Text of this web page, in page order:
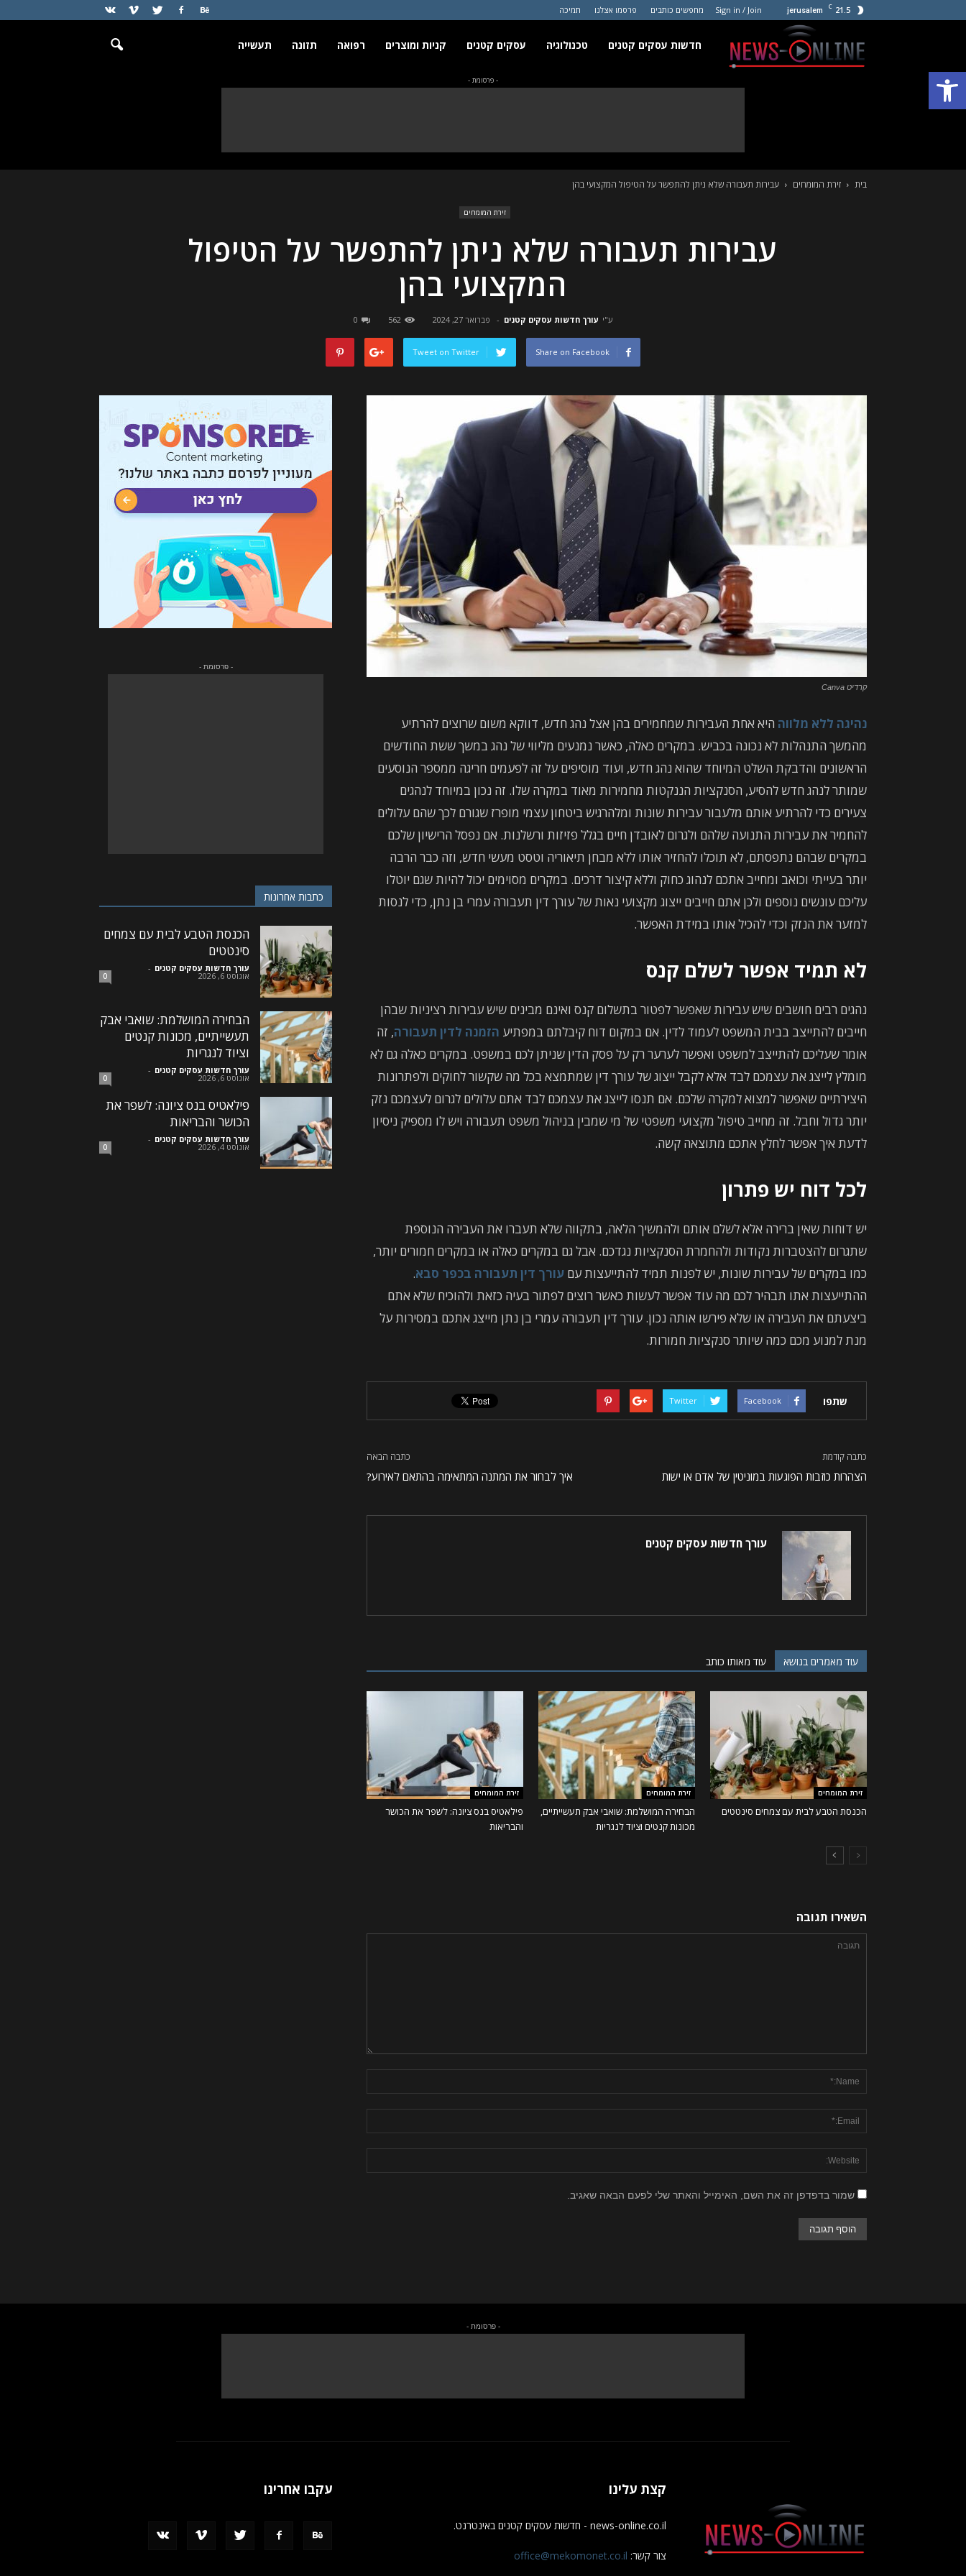
פתח סרגל נגישות
21.5
C
jerusalem
Sign in / Join מחפשים כותבים פרסמו אצלנו תמיכה
חדשות
חדשות עסקים קטנים טכנולוגיה עסקים קטנים קניות ומוצרים רפואה תזונה תעשייה
- פרסומת -
בית זירת המומחים עבירות תעבורה שלא ניתן להתפשר על הטיפול המקצועי בהן
זירת המומחים
עבירות תעבורה שלא ניתן להתפשר על הטיפול
המקצועי בהן
ע"י עורך חדשות עסקים קטנים - פברואר 27, 2024 562
0
Share on Facebook
Tweet on Twitter
קרדיט Canva
נהיגה ללא מלווה היא אחת העבירות שמחמירים בהן אצל נהג חדש, דווקא משום שרוצים להרתיע
מהמשך התנהלות לא נכונה בכביש. במקרים כאלה, כאשר נמנעים מליווי של נהג במשך ששת החודשים
הראשונים והדבקת השלט המיוחד שהוא נהג חדש, ועוד מוסיפים על זה לפעמים חריגה ממספר הנוסעים
שמותר לנהג חדש להסיע, הסנקציות הננקטות מחמירות מאוד במקרה שלו. זה נכון במיוחד לנהגים
צעירים כדי להרתיע אותם מלעבור עבירות שונות ומלהרגיש ביטחון עצמי מופרז שגורם לכך שהם עלולים
להחמיר את עבירות התנועה שלהם ולגרום לאובדן חיים בגלל פזיזות ורשלנות. אם נפסל הרישיון שלכם
במקרים שבהם נתפסתם, לא תוכלו להחזיר אותו ללא מבחן תיאוריה וטסט מעשי חדש, וזה כבר הרבה
יותר בעייתי וכואב ומחייב אתכם לנהוג כחוק וללא קיצור דרכים. במקרים מסוימים יכול להיות שגם יוטלו
עליכם עונשים נוספים ולכן אתם חייבים ייצוג מקצועי נאות של עורך דין תעבורה עמרי בן נתן, כדי לנסות
למזער את הנזק וכדי להכיל אותו במידת האפשר.
לא תמיד אפשר לשלם קנס
נהגים רבים חושבים שיש עבירות שאפשר לפטור בתשלום קנס ואינם מבינים שיש עבירות רציניות שבהן
חייבים להתייצב בבית המשפט לעמוד לדין. אם במקום דוח קיבלתם במפתיע הזמנה לדין תעבורה, זה
אומר שעליכם להתייצב למשפט ואפשר לערער רק על פסק הדין שניתן לכם במשפט. במקרים כאלה גם לא
מומלץ לייצג את עצמכם לבד אלא לקבל ייצוג של עורך דין שמתמצא בכל מה שקשור לחוקים ולפתרונות
היצירתיים שאפשר למצוא למקרה שלכם. אם תנסו לייצג את עצמכם לבד אתם עלולים לגרום לעצמכם נזק
יותר גדול וחבל. זה מחייב טיפול מקצועי משפטי של מי שמבין בניהול משפט תעבורה ויש לו מספיק ניסיון
לדעת איך אפשר לחלץ אתכם מתוצאה קשה.
לכל דוח יש פתרון
יש דוחות שאין ברירה אלא לשלם אותם ולהמשיך הלאה, בתקווה שלא תעברו את העבירה הנוספת
שתגרום להצטברות נקודות ולהחמרת הסנקציות נגדכם. אבל גם במקרים כאלה או במקרים חמורים יותר,
כמו במקרים של עבירות שונות, יש לפנות תמיד להתייעצות עם עורך דין תעבורה בכפר סבא.
ההתייעצות אתו תבהיר לכם מה עוד אפשר לעשות כאשר רוצים לפתור בעיה כזאת ולהוכיח שלא אתם
ביצעתם את העבירה או שלא פירשו אותה נכון. עורך דין תעבורה עמרי בן נתן מייצג אתכם במסירות על
מנת למנוע מכם כמה שיותר סנקציות חמורות.
שתפו Facebook
Twitter
כתבה קודמת
הצהרות כוזבות הפוגעות במוניטין של אדם או ישות
כתבה הבאה
איך לבחור את המתנה המתאימה בהתאם לאירוע?
עורך חדשות עסקים קטנים
עוד מאמרים בנושא עוד מאותו כותב
זירת המומחים
הכנסת הטבע לבית עם צמחים סינטטים
זירת המומחים
הבחירה המושלמת: שואבי אבק תעשייתיים,
מכונות קנטים וציוד לנגריות
זירת המומחים
פילאטיס בנס ציונה: לשפר את הכושר
והבריאות
השאירו תגובה
שמור בדפדפן זה את השם, האימייל והאתר שלי לפעם הבאה שאגיב.
- פרסומת -
כתבות אחרונות
הכנסת הטבע לבית עם צמחים
סינטטים
עורך חדשות עסקים קטנים -
אוגוסט 6, 2026 0
הבחירה המושלמת: שואבי אבק
תעשייתיים, מכונות קנטים
וציוד לנגריות
עורך חדשות עסקים קטנים -
אוגוסט 6, 2026 0
פילאטיס בנס ציונה: לשפר את
הכושר והבריאות
עורך חדשות עסקים קטנים -
אוגוסט 4, 2026 0
- פרסומת -
קצת עלינו
news-online.co.il - חדשות עסקים קטנים באינטרנט.
צור קשר: office@mekomonet.co.il
עקבו אחרינו